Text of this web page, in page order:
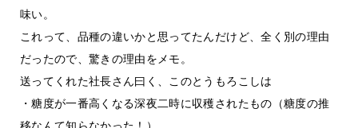
味い。
これって、品種の違いかと思ってたんだけど、全く別の理由
だったので、驚きの理由をメモ。
送ってくれた社長さん曰く、このとうもろこしは
・糖度が一番高くなる深夜二時に収穫されたもの（糖度の推